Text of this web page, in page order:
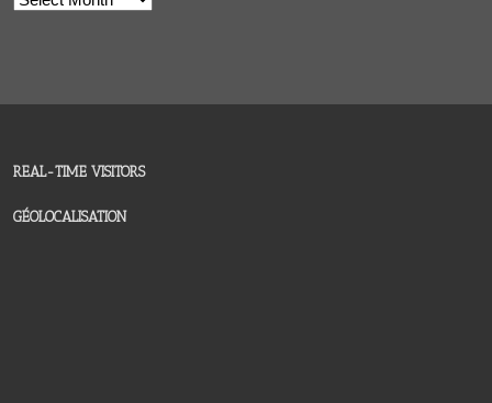
REAL-TIME VISITORS
GÉOLOCALISATION